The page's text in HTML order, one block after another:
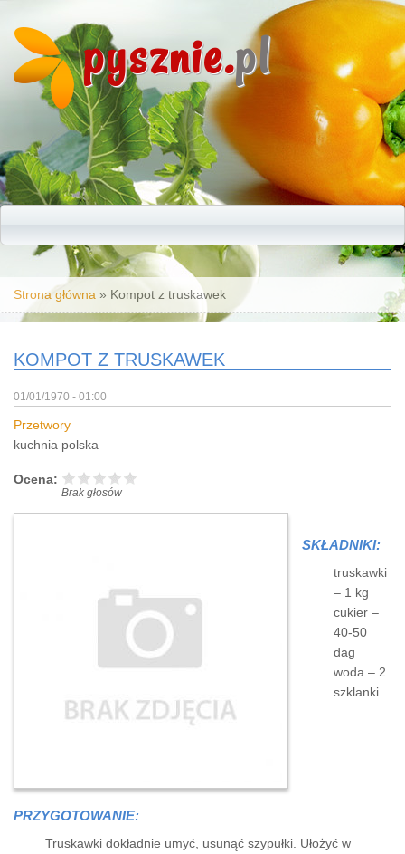
pysznie.pl
Jesteś tutaj
Strona główna » Kompot z truskawek
KOMPOT Z TRUSKAWEK
01/01/1970 - 01:00
Przetwory
kuchnia polska
Ocena:
Brak głosów
SKŁADNIKI:
truskawki
– 1 kg
cukier –
40-50
dag
woda – 2
szklanki
PRZYGOTOWANIE:
Truskawki dokładnie umyć, usunąć szypułki. Ułożyć w